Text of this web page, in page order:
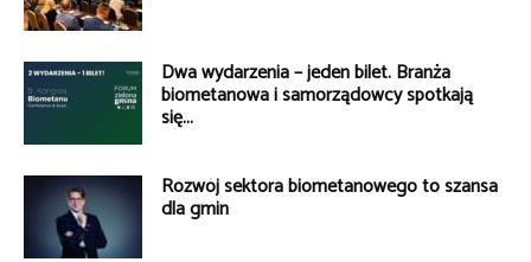
Dwa wydarzenia – jeden bilet. Branża
biometanowa i samorządowcy spotkają
się...
Rozwój sektora biometanowego to szansa
dla gmin